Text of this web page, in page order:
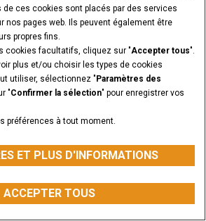
CONCESSIONNAIRE?
DEMANDE
une marque de CNH Industrial N.V. ©2026
de ces cookies sont placés par des services
nos pages web. Ils peuvent également être
propres fins.
cookies facultatifs, cliquez sur "Accepter tous".
plus et/ou choisir les types de cookies
utiliser, sélectionnez " Paramètres des
"Confirmer la sélection" pour enregistrer vos
préférences à tout moment.
ET PLUS D'INFORMATIONS
ACCEPTER TOUS